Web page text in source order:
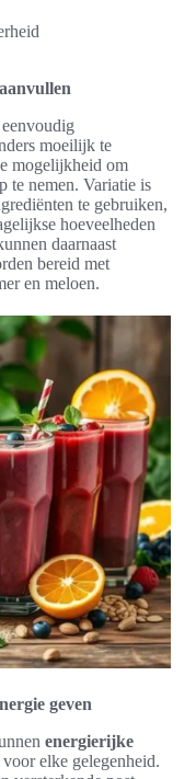
moeilijk te
mogelijkheid om
te nemen. Variatie is
te gebruiken,
hoeveelheden
daarnaast
bereid met
en meloen.
geven
energierijke
elke gelegenheid.